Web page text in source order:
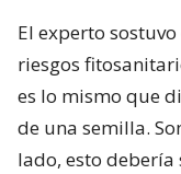
El experto
riesgos
es lo mismo que
de una semilla.
lado, esto